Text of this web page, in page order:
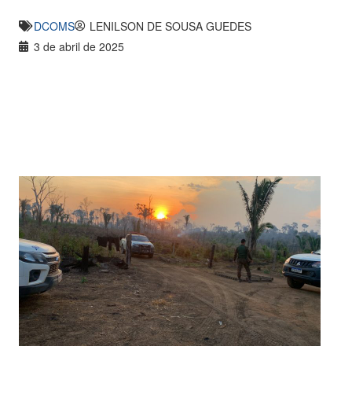
DCOMS
LENILSON DE SOUSA GUEDES
3 de abril de 2025